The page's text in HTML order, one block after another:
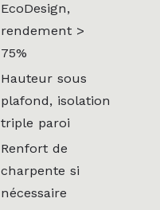
EcoDesign,
rendement >
75%
Hauteur sous
plafond, isolation
triple paroi
Renfort de
charpente si
nécessaire